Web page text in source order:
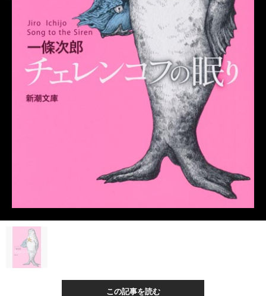
この記事を読む